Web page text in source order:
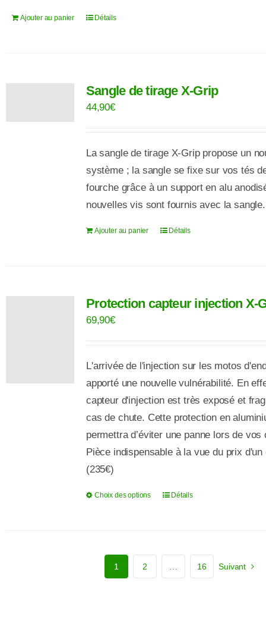
du
Ajouter au panier Détails
Sangle de tirage X-Grip
44,90€
La sangle de tirage X-Grip propose un
système ; la sangle se fixe sur vos tés
fourche grâce àun support en alu
nouvellesvis sont fournis avec la sangle.
Ajouter au panier Détails
Protection capteur injection X-
69,90€
L'arrivée de l'injection sur les motos
apporté une nouvelle vulnérabilité. En
capteur d'injection est très exposé et
cas de chute. Cette protection en
permettra d’éviter une panne lors de vos
Pièce indispensable à la vue du prix d'un
(235€)
Choix des options
Ce
variations.
Détails
1 2 16 Suivant